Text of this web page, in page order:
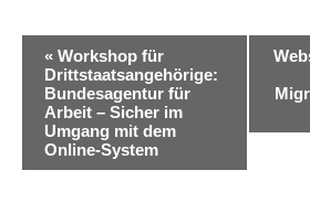
a
« Workshop für
Drittstaatsangehörige:
Bundesagentur für
Arbeit – Sicher im
Umgang mit dem
Online-System